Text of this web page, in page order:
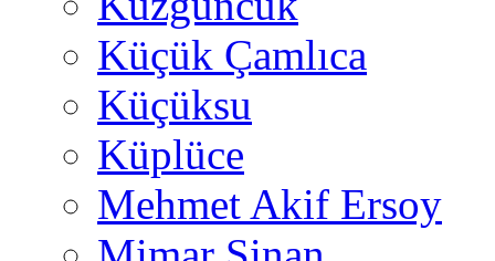
Küçük Çamlıca
Küçüksu
Küplüce
Mehmet Akif Ersoy